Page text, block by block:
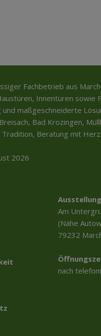
Fachbetrieb aus
Innentüren sowie
maßgeschneiderte
Bad Krozingen,
Tradition, Beratung mit
2026
Am
(Nähe
79232
nach